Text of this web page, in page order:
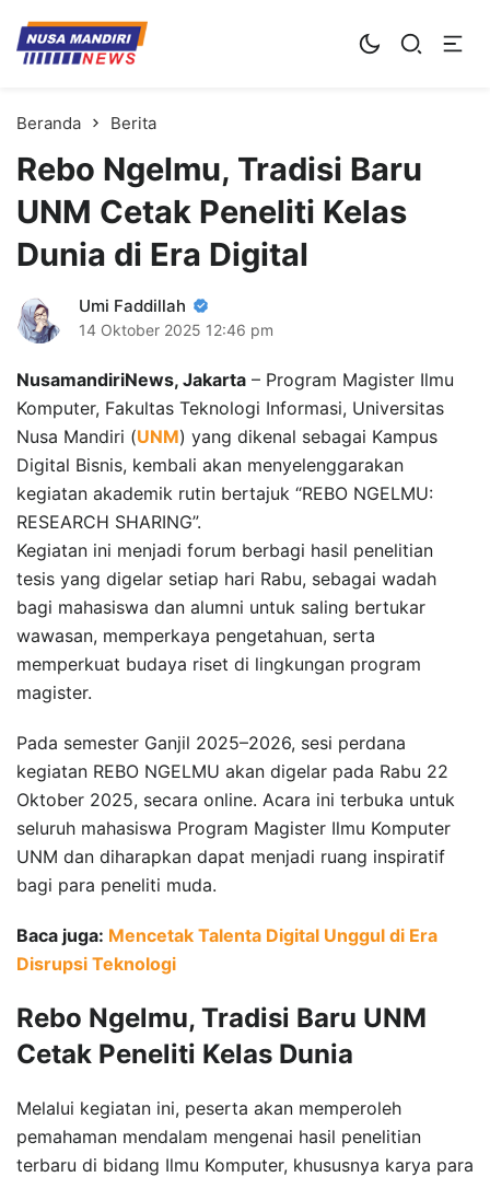
Kampus Digital Bisnis
Universitas Nusa Mandiri
Beranda Berita
Rebo Ngelmu, Tradisi Baru
UNM Cetak Peneliti Kelas
Dunia di Era Digital
Umi Faddillah
14 Oktober 2025 12:46 pm
NusamandiriNews, Jakarta – Program Magister Ilmu
Komputer, Fakultas Teknologi Informasi, Universitas
Nusa Mandiri (UNM) yang dikenal sebagai Kampus
Digital Bisnis, kembali akan menyelenggarakan
kegiatan akademik rutin bertajuk “REBO NGELMU:
RESEARCH SHARING”.
Kegiatan ini menjadi forum berbagi hasil penelitian
tesis yang digelar setiap hari Rabu, sebagai wadah
bagi mahasiswa dan alumni untuk saling bertukar
wawasan, memperkaya pengetahuan, serta
memperkuat budaya riset di lingkungan program
magister.
Pada semester Ganjil 2025–2026, sesi perdana
kegiatan REBO NGELMU akan digelar pada Rabu 22
Oktober 2025, secara online. Acara ini terbuka untuk
seluruh mahasiswa Program Magister Ilmu Komputer
UNM dan diharapkan dapat menjadi ruang inspiratif
bagi para peneliti muda.
Baca juga: Mencetak Talenta Digital Unggul di Era
Disrupsi Teknologi
Rebo Ngelmu, Tradisi Baru UNM
Cetak Peneliti Kelas Dunia
Melalui kegiatan ini, peserta akan memperoleh
pemahaman mendalam mengenai hasil penelitian
terbaru di bidang Ilmu Komputer, khususnya karya para